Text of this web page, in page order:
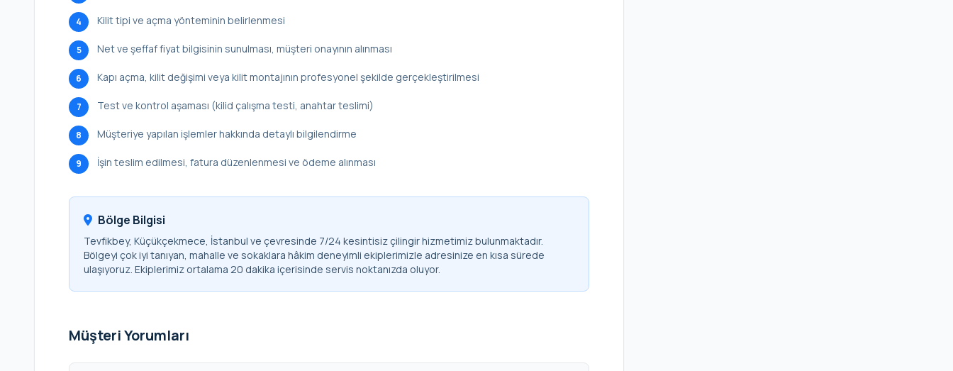
4 Kilit tipi ve açma yönteminin belirlenmesi
5 Net ve şeffaf fiyat bilgisinin sunulması, müşteri onayının alınması
6 Kapı açma, kilit değişimi veya kilit montajının profesyonel şekilde gerçekleştirilmesi
7 Test ve kontrol aşaması (kilid çalışma testi, anahtar teslimi)
8 Müşteriye yapılan işlemler hakkında detaylı bilgilendirme
9 İşin teslim edilmesi, fatura düzenlenmesi ve ödeme alınması
Bölge Bilgisi
Tevfikbey, Küçükçekmece, İstanbul ve çevresinde 7/24 kesintisiz çilingir hizmetimiz bulunmaktadır.
Bölgeyi çok iyi tanıyan, mahalle ve sokaklara hâkim deneyimli ekiplerimizle adresinize en kısa sürede
ulaşıyoruz. Ekiplerimiz ortalama 20 dakika içerisinde servis noktanızda oluyor.
Müşteri Yorumları